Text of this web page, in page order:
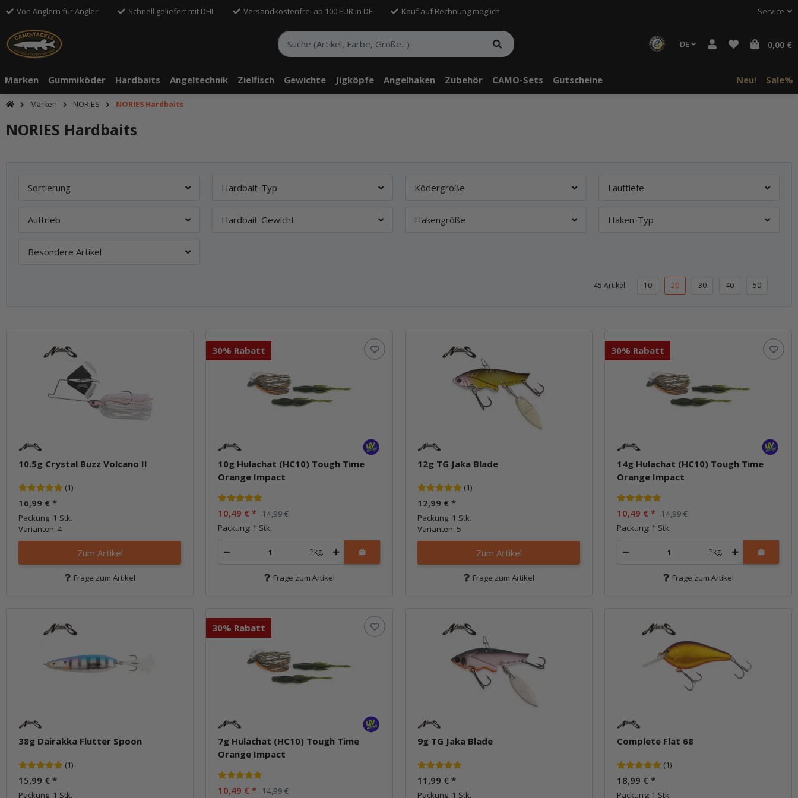
Von Anglern für Angler! Schnell geliefert mit DHL Versandkostenfrei ab 100 EUR in DE Kauf auf Rechnung möglich Service
DE 0,00 €
Marken Gummiköder Hardbaits Angeltechnik Zielfisch Gewichte Jigköpfe Angelhaken Zubehör CAMO-Sets Gutscheine Neu! Sale%
Marken NORIES NORIES Hardbaits
NORIES Hardbaits
Sortierung Hardbait-Typ Ködergröße Lauftiefe
Auftrieb Hardbait-Gewicht Hakengröße Haken-Typ
Besondere Artikel
45 Artikel 10 20 30 40 50
10.5g Crystal Buzz Volcano II
(1)
16,99 € *
Packung: 1 Stk.
Varianten: 4
Zum Artikel
Frage zum Artikel
30% Rabatt
10g Hulachat (HC10) Tough Time
Orange Impact
10,49 € * 14,99 €
Packung: 1 Stk.
Pkg.
Frage zum Artikel
12g TG Jaka Blade
(1)
12,99 € *
Packung: 1 Stk.
Varianten: 5
Zum Artikel
Frage zum Artikel
30% Rabatt
14g Hulachat (HC10) Tough Time
Orange Impact
10,49 € * 14,99 €
Packung: 1 Stk.
Pkg.
Frage zum Artikel
38g Dairakka Flutter Spoon
(1)
15,99 € *
Packung: 1 Stk.
30% Rabatt
7g Hulachat (HC10) Tough Time
Orange Impact
10,49 € * 14,99 €
9g TG Jaka Blade
11,99 € *
Packung: 1 Stk.
Complete Flat 68
(1)
18,99 € *
Packung: 1 Stk.